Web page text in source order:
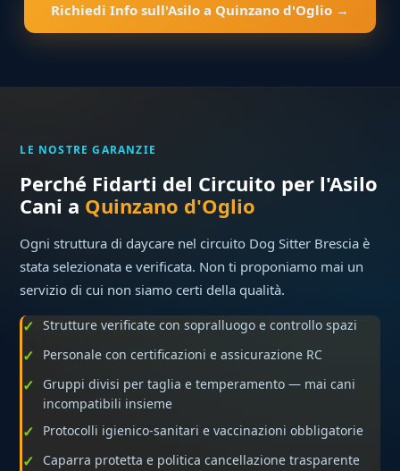
Richiedi Info sull'Asilo a Quinzano d'Oglio →
LE NOSTRE GARANZIE
Perché Fidarti del Circuito per l'Asilo
Cani a Quinzano d'Oglio
Ogni struttura di daycare nel circuito Dog Sitter Brescia è
stata selezionata e verificata. Non ti proponiamo mai un
servizio di cui non siamo certi della qualità.
Strutture verificate con sopralluogo e controllo spazi
Personale con certificazioni e assicurazione RC
Gruppi divisi per taglia e temperamento — mai cani
incompatibili insieme
Protocolli igienico-sanitari e vaccinazioni obbligatorie
Caparra protetta e politica cancellazione trasparente